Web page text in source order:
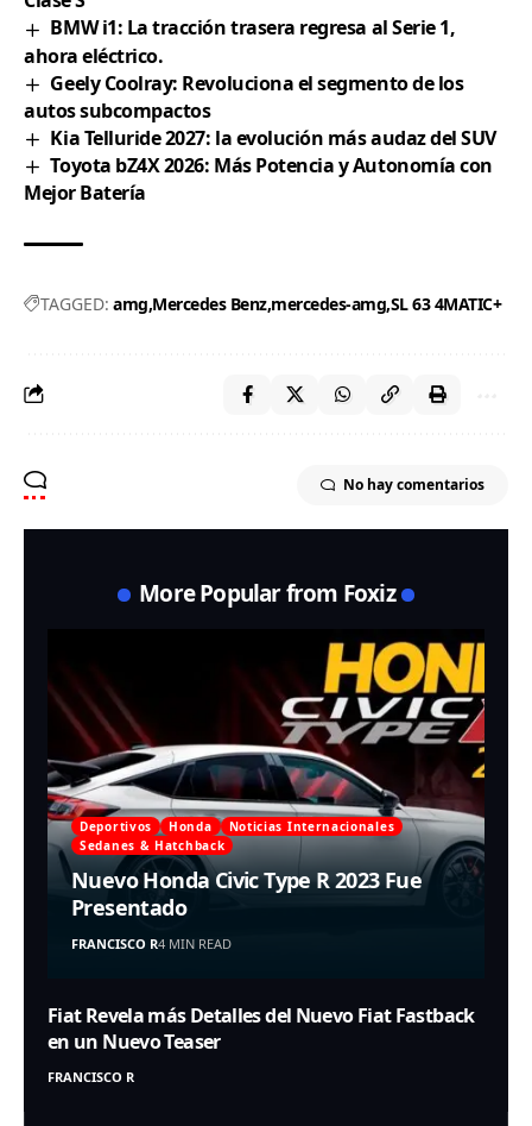
BMW i1: La tracción trasera regresa al Serie 1,
ahora eléctrico.
Geely Coolray: Revoluciona el segmento de los
autos subcompactos
Kia Telluride 2027: la evolución más audaz del SUV
Toyota bZ4X 2026: Más Potencia y Autonomía con
Mejor Batería
TAGGED: amg Mercedes Benz mercedes-amg SL 63 4MATIC+
No hay comentarios
More Popular from Foxiz
Deportivos Honda
Noticias Internacionales
Sedanes & Hatchback
Nuevo Honda Civic Type R 2023 Fue
Presentado
FRANCISCO R4 MIN READ
Fiat Revela más Detalles del Nuevo Fiat Fastback
en un Nuevo Teaser
FRANCISCO R